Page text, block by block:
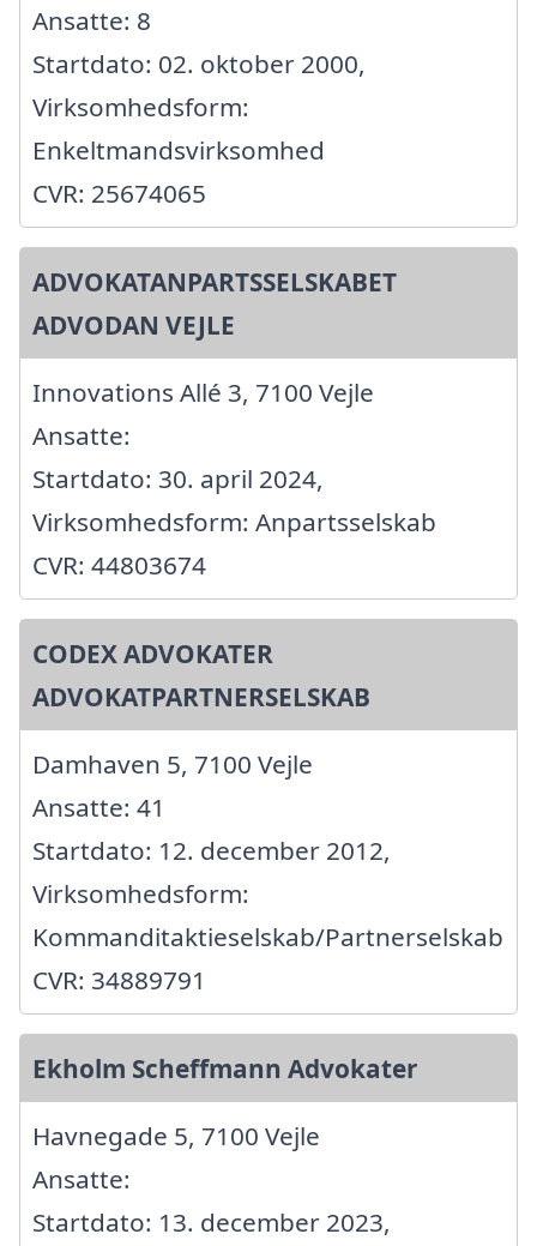
Ansatte: 8
Startdato: 02. oktober 2000,
Virksomhedsform:
Enkeltmandsvirksomhed
CVR: 25674065
ADVOKATANPARTSSELSKABET
ADVODAN VEJLE
Innovations Allé 3, 7100 Vejle
Ansatte:
Startdato: 30. april 2024,
Virksomhedsform: Anpartsselskab
CVR: 44803674
CODEX ADVOKATER
ADVOKATPARTNERSELSKAB
Damhaven 5, 7100 Vejle
Ansatte: 41
Startdato: 12. december 2012,
Virksomhedsform:
Kommanditaktieselskab/Partnerselskab
CVR: 34889791
Ekholm Scheffmann Advokater
Havnegade 5, 7100 Vejle
Ansatte:
Startdato: 13. december 2023,